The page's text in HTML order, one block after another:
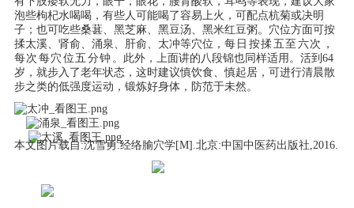
泡些枸杞水喝喝，有些人可能喝了容易上火，可配点杭菊或决明
子；也可吃些桑葚、黑芝麻、黑豆汤、黑米红豆粥。穴位方面可按
揉太溪、肾俞、涌泉、肝俞、太冲等穴位， 每日按揉五至六次，
每次每穴位五分钟 。此外，上面讲的八段锦也同样适用。活到64
岁，就步入了老年状态，这时建议慎饮食、慎起居，可进行清晨散
步之类的低强度运动，锻炼好身体，防范于未然。
本文图片载自:沈雪勇.经络腧穴学[M].北京:中国中医药出版社,2016.